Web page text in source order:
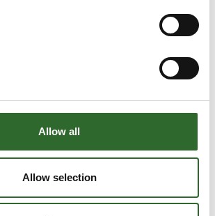
Allow all
Allow selection